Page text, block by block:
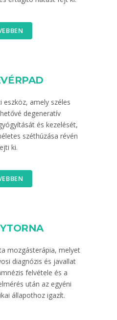
eszköz, amely széles
degeneratív
és kezelését,
széthúzása révén
ki.
mozgásterápia, melyet
diagnózis és javallat
felvétele és a
után az egyéni
állapothoz igazít.